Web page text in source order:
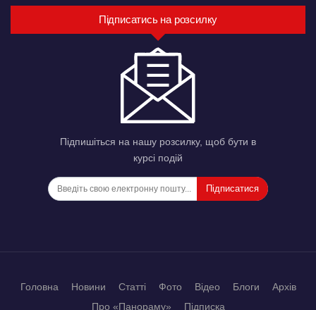
Підписатись на розсилку
Підпишіться на нашу розсилку, щоб бути в
курсі подій
Підписатися
Головна Новини Статті Фото Відео Блоги
Архів
Про «Панораму»
Підписка